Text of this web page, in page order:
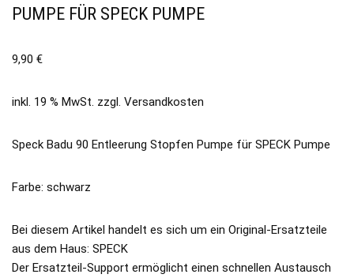
PUMPE FÜR SPECK PUMPE
9,90 €
inkl. 19 % MwSt. zzgl. Versandkosten
Speck Badu 90 Entleerung Stopfen Pumpe für SPECK Pumpe
Farbe: schwarz
Bei diesem Artikel handelt es sich um ein Original-Ersatzteile
aus dem Haus: SPECK
Der Ersatzteil-Support ermöglicht einen schnellen Austausch